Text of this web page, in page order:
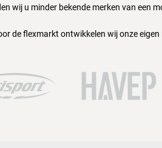
wij u minder bekende merken van een
de flexmarkt ontwikkelen wij onze